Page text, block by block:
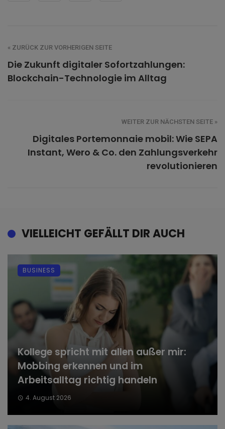
« ZURÜCK ZUR VORHERIGEN SEITE
Die Zukunft digitaler Sofortzahlungen:
Blockchain-Technologie im Alltag
WEITER ZUR NÄCHSTEN SEITE »
Digitales Portemonnaie mobil: Wie SEPA
Instant, Wero & Co. den Zahlungsverkehr
revolutionieren
VIELLEICHT GEFÄLLT DIR AUCH
Kollege spricht mit allen außer mir:
Mobbing erkennen und im
Arbeitsalltag richtig handeln
4. August 2026
BUSINESS